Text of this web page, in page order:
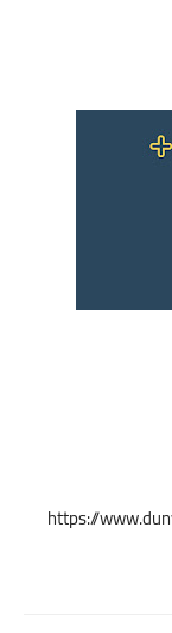
https://